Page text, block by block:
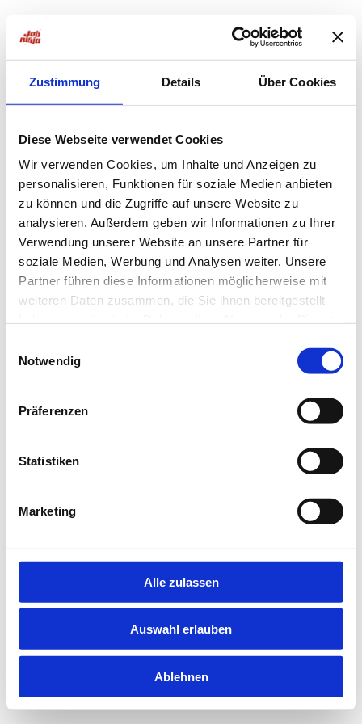
Zustimmung Details Über Cookies
Diese Webseite verwendet Cookies
Wir verwenden Cookies, um Inhalte und Anzeigen zu
personalisieren, Funktionen für soziale Medien anbieten
zu können und die Zugriffe auf unsere Website zu
analysieren. Außerdem geben wir Informationen zu Ihrer
Verwendung unserer Website an unsere Partner für
soziale Medien, Werbung und Analysen weiter. Unsere
Partner führen diese Informationen möglicherweise mit
weiteren Daten zusammen, die Sie ihnen bereitgestellt
Notwendig
Präferenzen
Statistiken
Marketing
Alle zulassen
Auswahl erlauben
Ablehnen
loadingjobninja.com
for more